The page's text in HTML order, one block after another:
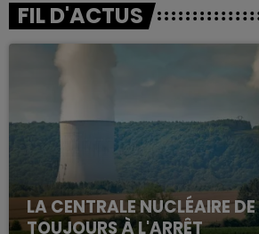
FIL D'ACTUS
LA CENTRALE NUCLÉAIRE
TOUJOURS À L'ARRÊT